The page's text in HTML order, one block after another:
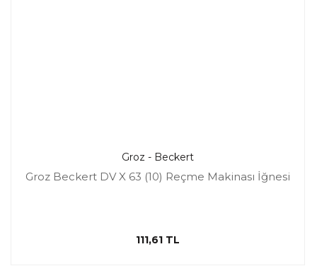
Groz - Beckert
Groz Beckert DV X 63 (10) Reçme Makinası İğnesi
111,61 TL